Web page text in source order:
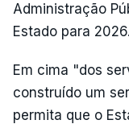
Administração
Estado para 2026.
Em cima "dos
construído um
permita que o